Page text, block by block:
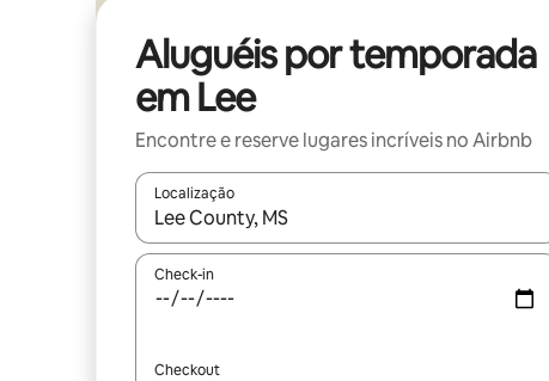
Aluguéis por temporada
em Lee
Encontre e reserve lugares incríveis no Airbnb
Localização
Quando os resultados estiverem disponíveis,
Check-in
Checkout